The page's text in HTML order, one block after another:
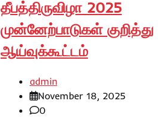
தீபத்திருவிழா 2025
முன்னேற்பாடுகள் குறித்து
ஆய்வுக்கூட்டம்
admin
November 18, 2025
0